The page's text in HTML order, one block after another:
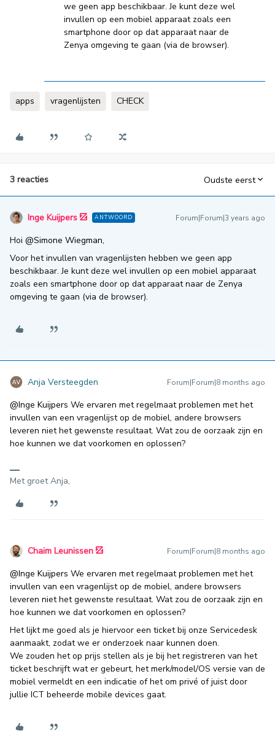
we geen app beschikbaar. Je kunt deze wel
invullen op een mobiel apparaat zoals een
smartphone door op dat apparaat naar de
Zenya omgeving te gaan (via de browser).
apps vragenlijsten CHECK
3 reacties Oudste eerst
Inge Kuijpers ANTWOORD Forum|Forum|3 years ago
Hoi @Simone Wiegman,
Voor het invullen van vragenlijsten hebben we geen app
beschikbaar. Je kunt deze wel invullen op een mobiel apparaat
zoals een smartphone door op dat apparaat naar de Zenya
omgeving te gaan (via de browser).
Anja Versteegden Forum|Forum|8 months ago
@Inge Kuijpers We ervaren met regelmaat problemen met het
invullen van een vragenlijst op de mobiel, andere browsers
leveren niet het gewenste resultaat. Wat zou de oorzaak zijn en
hoe kunnen we dat voorkomen en oplossen?
Met groet Anja,
Chaim Leunissen Forum|Forum|8 months ago
@Inge Kuijpers We ervaren met regelmaat problemen met het
invullen van een vragenlijst op de mobiel, andere browsers
leveren niet het gewenste resultaat. Wat zou de oorzaak zijn en
hoe kunnen we dat voorkomen en oplossen?
Het lijkt me goed als je hiervoor een ticket bij onze Servicedesk
aanmaakt, zodat we er onderzoek naar kunnen doen.
We zouden het op prijs stellen als je bij het registreren van het
ticket beschrijft wat er gebeurt, het merk/model/OS versie van de
mobiel vermeldt en een indicatie of het om privé of juist door
jullie ICT beheerde mobile devices gaat.